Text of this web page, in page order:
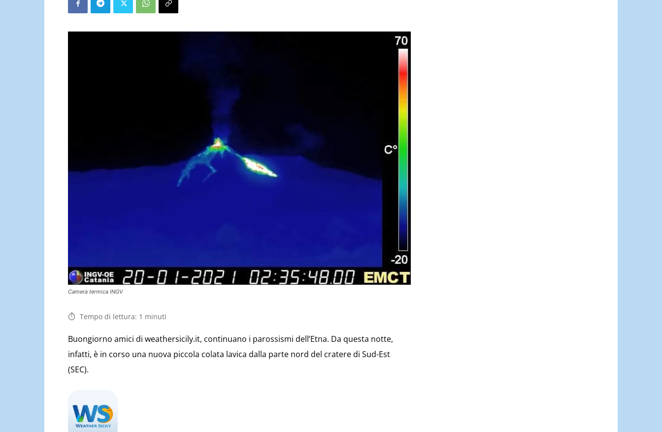
Camera termica INGV
Tempo di lettura: 1 minuti
Buongiorno amici di weathersicily.it, continuano i parossismi dell’Etna. Da questa notte,
infatti, è in corso una nuova piccola colata lavica dalla parte nord del cratere di Sud-Est
(SEC).